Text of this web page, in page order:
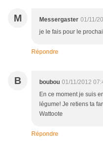
M Messergaster 01/11/
je le fais pour le
Répondre
B boubou 01/11/2012
En ce moment je suis
légume! Je retiens ta
Wattoote
Répondre